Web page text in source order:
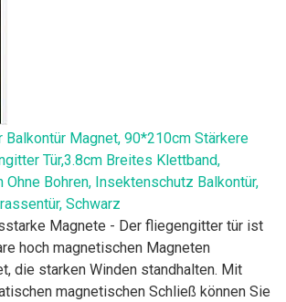
Balkontür Magnet, 90*210cm Stärkere
Tür,3.8cm Breites Klettband,
Bohren, Insektenschutz Balkontür,
Schwarz
Magnete - Der fliegengitter tür ist
hoch magnetischen Magneten
die starken Winden standhalten. Mit
magnetischen Schließ können Sie